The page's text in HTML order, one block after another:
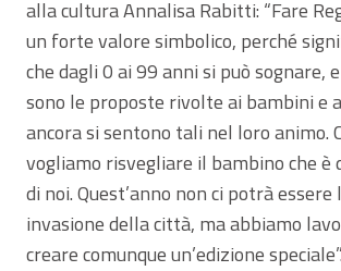
alla cultura Annalisa Rabitti: “Fare
un forte valore simbolico, perché
che dagli 0 ai 99 anni si può sognare,
sono le proposte rivolte ai bambini e
ancora si sentono tali nel loro animo.
vogliamo risvegliare il bambino che è
di noi. Quest’anno non ci potrà essere
invasione della città, ma abbiamo
creare comunque un’edizione speciale”.